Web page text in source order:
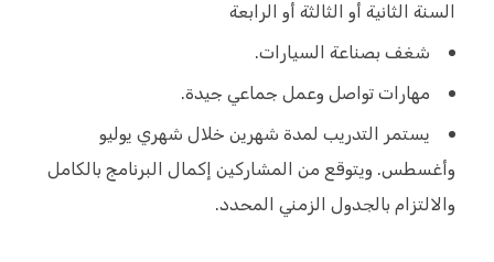
السنة الثانية أو الثالثة أو الرابعة
شغف بصناعة السيارات.
مهارات تواصل وعمل جماعي جيدة.
يستمر التدريب لمدة شهرين خلال شهري يوليو
وأغسطس. ويتوقع من المشاركين إكمال البرنامج بالكامل
والالتزام بالجدول الزمني المحدد.